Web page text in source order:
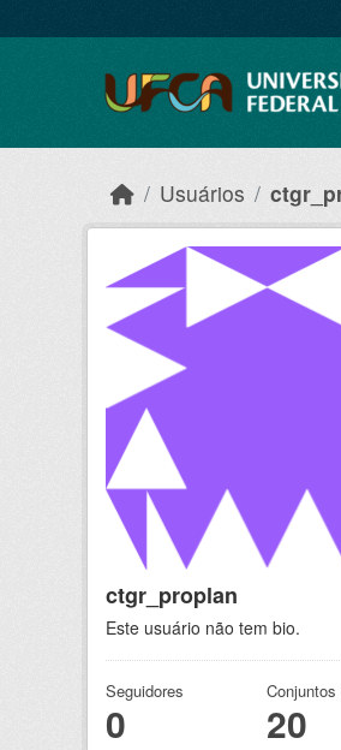
Usuários
ctgr_proplan
Este usuário não tem bio.
Seguidores
0 20